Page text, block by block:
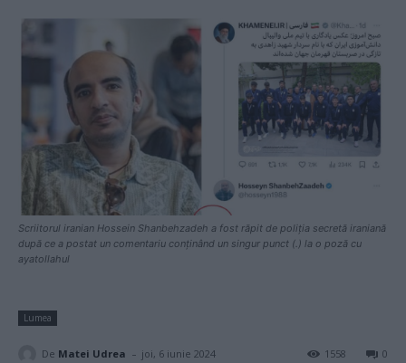
Scriitorul iranian Hossein Shanbehzadeh a fost răpit de poliția secretă iraniană
după ce a postat un comentariu conținând un singur punct (.) la o poză cu
ayatollahul
Lumea
De Matei Udrea - joi, 6 iunie 2024 0
1558